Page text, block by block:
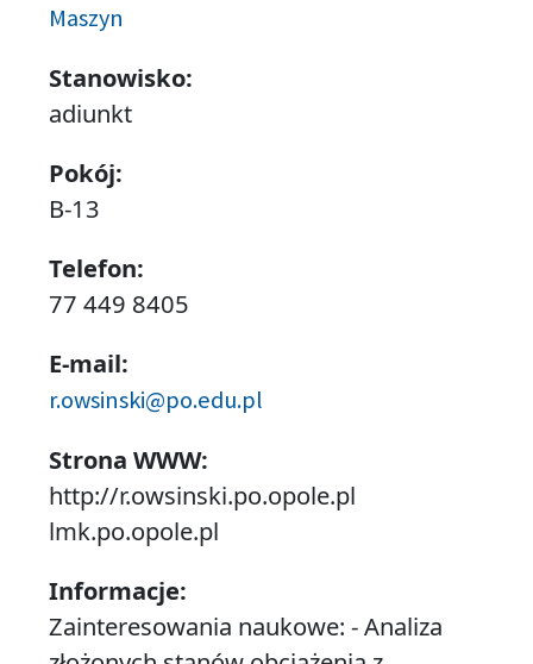
Maszyn
Stanowisko:
adiunkt
Pokój:
B-13
Telefon:
77 449 8405
E-mail:
r.owsinski@po.edu.pl
Strona WWW:
http://r.owsinski.po.opole.pl
lmk.po.opole.pl
Informacje:
Zainteresowania naukowe: - Analiza